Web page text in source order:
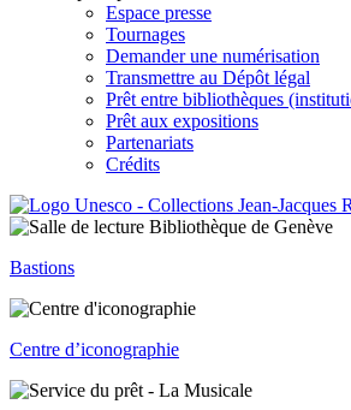
Espace presse
Tournages
Demander une numérisation
Transmettre au Dépôt légal
Prêt entre bibliothèques
Prêt aux expositions
Partenariats
Crédits
Bastions
Centre d’iconographie